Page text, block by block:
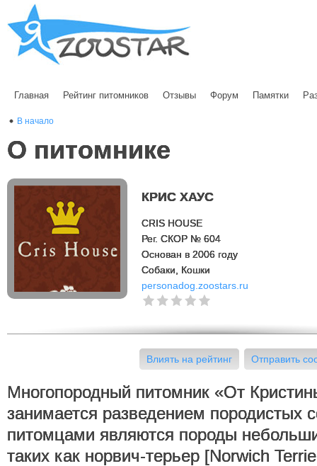
Главная Рейтинг питомников Отзывы Форум Памятки
В начало
О питомнике
КРИС ХАУС
CRIS HOUSE
Рег. СКОР № 604
Основан в 2006 году
Cобаки, Кошки
personadog.zoostars.ru
Влиять на рейтинг Отправить
Многопородный питомник «От
занимается разведением породистых
питомцами являются породы
таких как норвич-терьер [Norwich